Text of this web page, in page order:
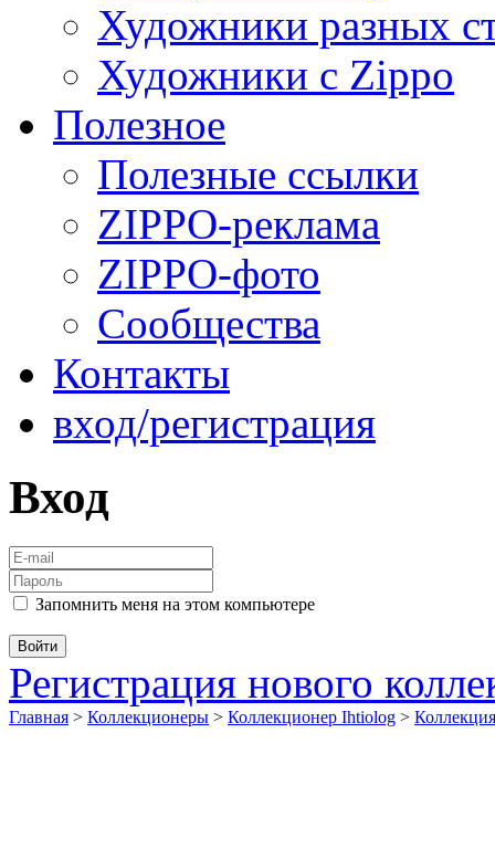
Художники разных
Художники с Zippo
Полезное
Полезные ссылки
ZIPPO-реклама
ZIPPO-фото
Сообщества
Контакты
вход/регистрация
Вход
Запомнить меня на этом компьютере
Регистрация нового
Главная > Коллекционеры > Коллекционер Ihtiolog >